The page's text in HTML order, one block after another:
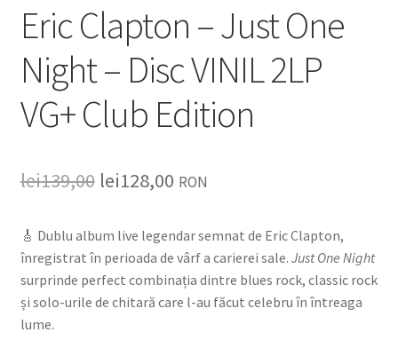
Eric Clapton – Just One
Night – Disc VINIL 2LP
VG+ Club Edition
lei139,00 lei128,00 RON
🎸 Dublu album live legendar semnat de Eric Clapton,
înregistrat în perioada de vârf a carierei sale. Just One Night
surprinde perfect combinația dintre blues rock, classic rock
și solo-urile de chitară care l-au făcut celebru în întreaga
lume.